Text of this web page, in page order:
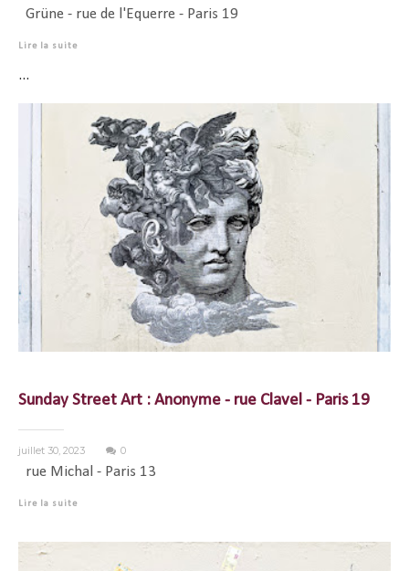
Grüne - rue de l'Equerre - Paris 19
Lire la suite
...
Sunday Street Art : Anonyme - rue Clavel - Paris 19
juillet 30, 2023 0
rue Michal - Paris 13
Lire la suite